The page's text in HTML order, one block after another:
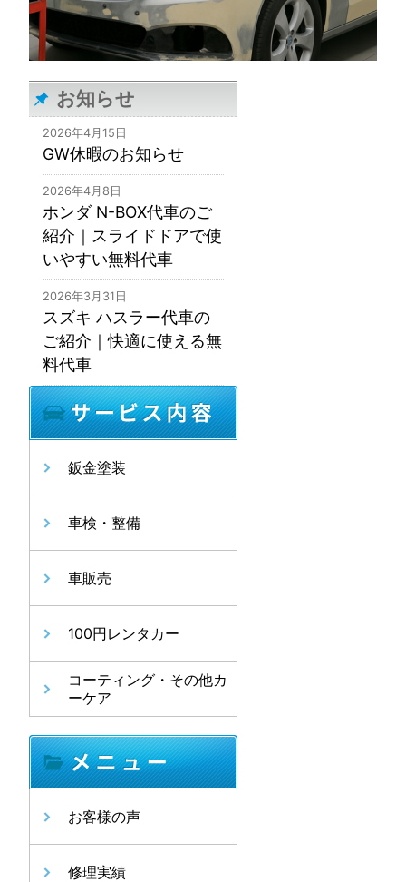
お知らせ
2026年4月15日
GW休暇のお知らせ
2026年4月8日
ホンダ N-BOX代車のご
紹介｜スライドドアで使
いやすい無料代車
2026年3月31日
スズキ ハスラー代車の
ご紹介｜快適に使える無
料代車
鈑金塗装
車検・整備
車販売
100円レンタカー
コーティング・その他カ
ーケア
お客様の声
修理実績